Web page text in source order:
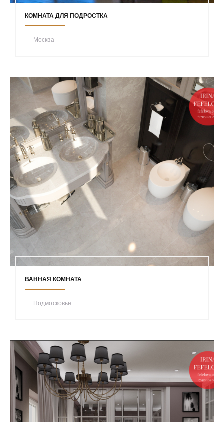
КОМНАТА ДЛЯ ПОДРОСТКА
Москва
ВАННАЯ КОМНАТА
Подмосковье